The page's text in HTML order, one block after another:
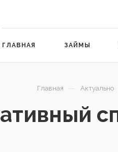
ГЛАВНАЯ ЗАЙМЫ
Главная — Актуально